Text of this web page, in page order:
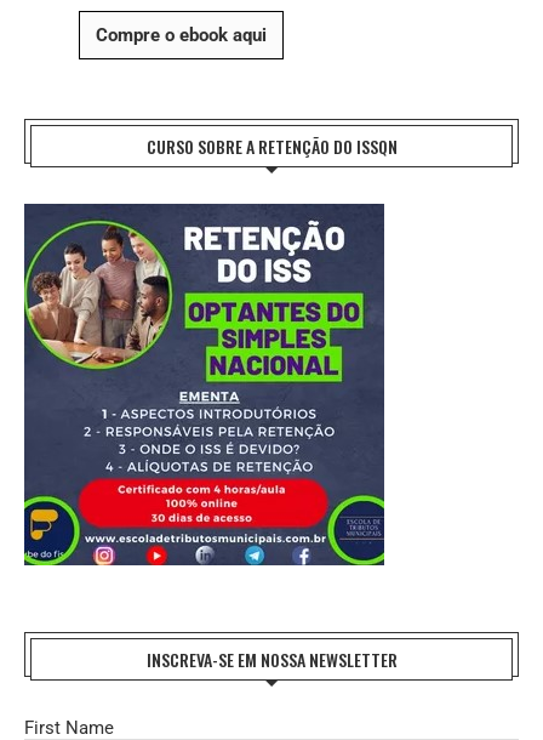
Compre o ebook aqui
CURSO SOBRE A RETENÇÃO DO ISSQN
INSCREVA-SE EM NOSSA NEWSLETTER
First Name